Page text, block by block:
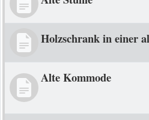
Holzschrank in einer
Alte Kommode